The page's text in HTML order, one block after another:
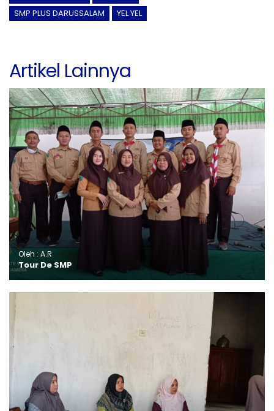
SMP PLUS DARUSSALAM
YEL YEL
Artikel Lainnya
Oleh : A.R
Tour De SMP